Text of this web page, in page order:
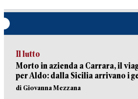
Il lutto
Morto in azienda a Carrara, il
per Aldo: dalla Sicilia arrivano i
di Giovanna Mezzana